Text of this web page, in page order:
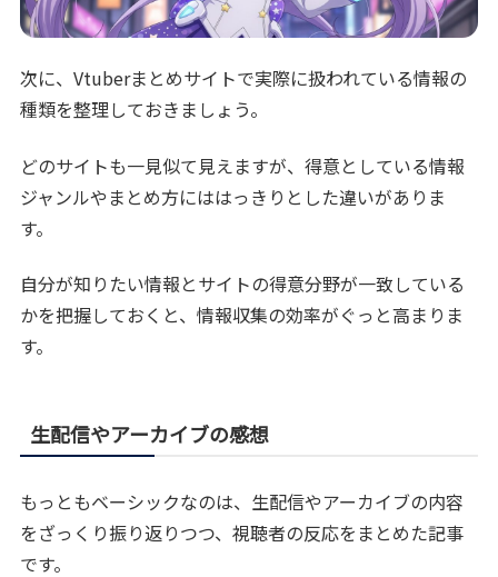
次に、Vtuberまとめサイトで実際に扱われている情報の
種類を整理しておきましょう。
どのサイトも一見似て見えますが、得意としている情報
ジャンルやまとめ方にははっきりとした違いがありま
す。
自分が知りたい情報とサイトの得意分野が一致している
かを把握しておくと、情報収集の効率がぐっと高まりま
す。
生配信やアーカイブの感想
もっともベーシックなのは、生配信やアーカイブの内容
をざっくり振り返りつつ、視聴者の反応をまとめた記事
です。